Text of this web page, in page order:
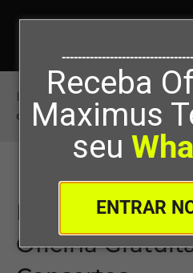
Receba
Maximus
seu
ENTRAR
Início>Lista de Materiais
de Ajustes e Consertos
Lista de
Oficina